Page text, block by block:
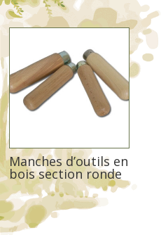
Manches d’outils en
bois section ronde